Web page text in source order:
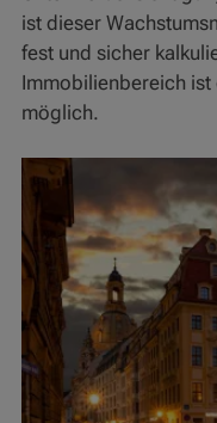
ist dieser
fest und sicher
Immobilienbereich
möglich.